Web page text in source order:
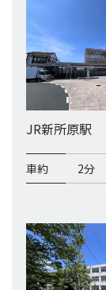
JR新所原駅
車約 2分